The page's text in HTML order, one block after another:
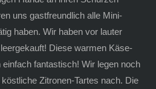
uns gastfreundlich alle Mini-
haben. Wir haben vor lauter
Diese warmen Käse-
fantastisch! Wir legen noch
Zitronen-Tartes nach. Die